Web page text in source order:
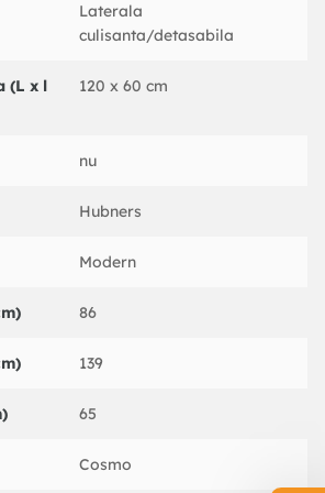
fabricat si testat in conformitate cu
EN 716-1/2017.
120 x 60 cm.
(masurat de la sol): 20,8 cm.
(masurat de la sol): 49,6 cm.
Laterala
culisanta/detasabila
(L x l
120 x 60 cm
nu
Hubners
Modern
86
139
65
Cosmo